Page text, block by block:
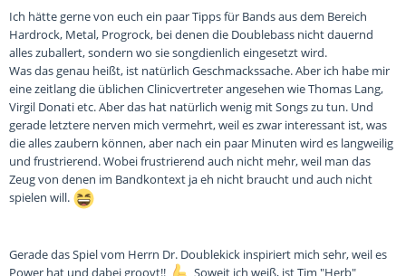
Ich hätte gerne von euch ein paar Tipps für Bands aus dem Bereich
Hardrock, Metal, Progrock, bei denen die Doublebass nicht dauernd
alles zuballert, sondern wo sie songdienlich eingesetzt wird.
Was das genau heißt, ist natürlich Geschmackssache. Aber ich habe mir
eine zeitlang die üblichen Clinicvertreter angesehen wie Thomas Lang,
Virgil Donati etc. Aber das hat natürlich wenig mit Songs zu tun. Und
gerade letztere nerven mich vermehrt, weil es zwar interessant ist, was
die alles zaubern können, aber nach ein paar Minuten wird es langweilig
und frustrierend. Wobei frustrierend auch nicht mehr, weil man das
Zeug von denen im Bandkontext ja eh nicht braucht und auch nicht
spielen will.
Gerade das Spiel vom Herrn Dr. Doublekick inspiriert mich sehr, weil es
Power hat und dabei groovt!!
Soweit ich weiß, ist Tim "Herb"